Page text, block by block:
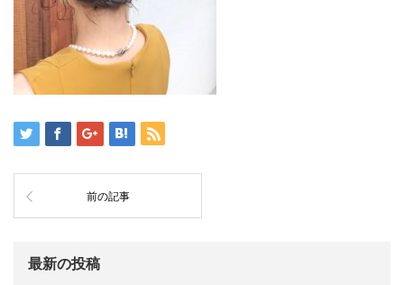
前の記事
最新の投稿